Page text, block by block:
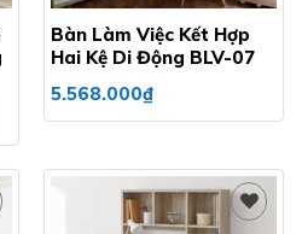
Bàn Làm Việc Kết Hợp
Hai Kệ Di Động BLV-07
5.568.000₫